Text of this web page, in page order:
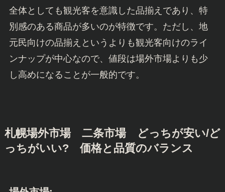
全体としても観光客を意識した品揃えであり、特
別感のある商品が多いのが特徴です。ただし、地
元民向けの品揃えというよりも観光客向けのライ
ンナップが中心なので、値段は場外市場よりも少
し高めになることが一般的です。
札幌場外市場 二条市場 どっちが安い/ど
っちがいい? 価格と品質のバランス